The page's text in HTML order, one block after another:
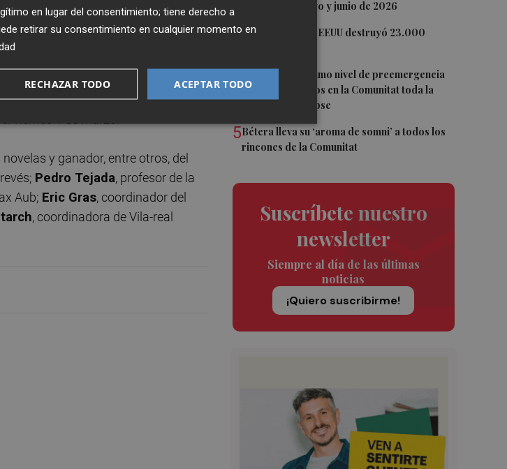
de oficio de mayo y junio de 2026
3 La economía de EEUU destruyó 23.000
4 Activado el máximo nivel de preemergencia
frente a incendios en la Comunitat toda la
jornada del eclipse
5Bétera lleva su ‘aroma de somni’ a todos los
rincones de la Comunitat
Suscríbete nuestro
newsletter
Siempre al día de las últimas
noticias
¡Quiero suscribirme!
demostrando que el Certamen
de las letras". El edil ha
viernes 1 de marzo.
y ganador, entre otros, del
Pedro Tejada, profesor de la
Aub; Eric Gras, coordinador del
, coordinadora de Vila-real
en lugar del consentimiento; tiene derecho a
retirar su consentimiento en cualquier momento en
ACEPTAR TODO
RECHAZAR TODO